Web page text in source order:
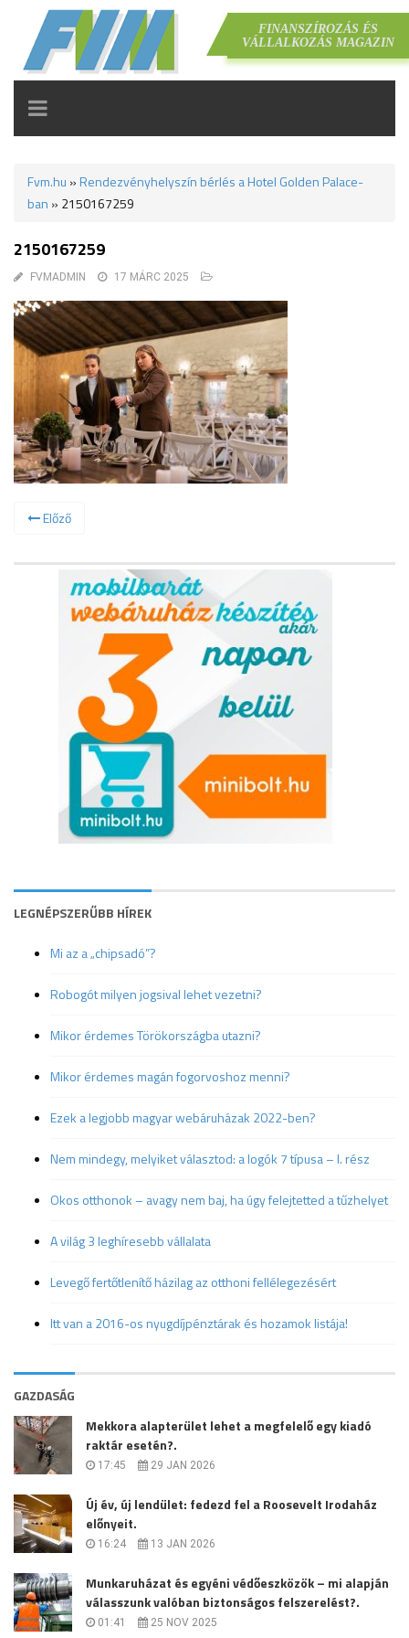
FINANSZÍROZÁS ÉS
VÁLLALKOZÁS MAGAZIN
TOGGLE
NAVIGATION
Fvm.hu » Rendezvényhelyszín bérlés a Hotel Golden Palace-
ban » 2150167259
2150167259
FVMADMIN 17 MÁRC 2025
Előző
LEGNÉPSZERŰBB HÍREK
Mi az a „chipsadó”?
Robogót milyen jogsival lehet vezetni?
Mikor érdemes Törökországba utazni?
Mikor érdemes magán fogorvoshoz menni?
Ezek a legjobb magyar webáruházak 2022-ben?
Nem mindegy, melyiket választod: a logók 7 típusa – I. rész
Okos otthonok – avagy nem baj, ha úgy felejtetted a tűzhelyet
A világ 3 leghíresebb vállalata
Levegő fertőtlenítő házilag az otthoni fellélegezésért
Itt van a 2016-os nyugdíjpénztárak és hozamok listája!
GAZDASÁG
Mekkora alapterület lehet a megfelelő egy kiadó
raktár esetén?.
17:45 29 JAN 2026
Új év, új lendület: fedezd fel a Roosevelt Irodaház
előnyeit.
16:24 13 JAN 2026
Munkaruházat és egyéni védőeszközök – mi alapján
válasszunk valóban biztonságos felszerelést?.
01:41 25 NOV 2025